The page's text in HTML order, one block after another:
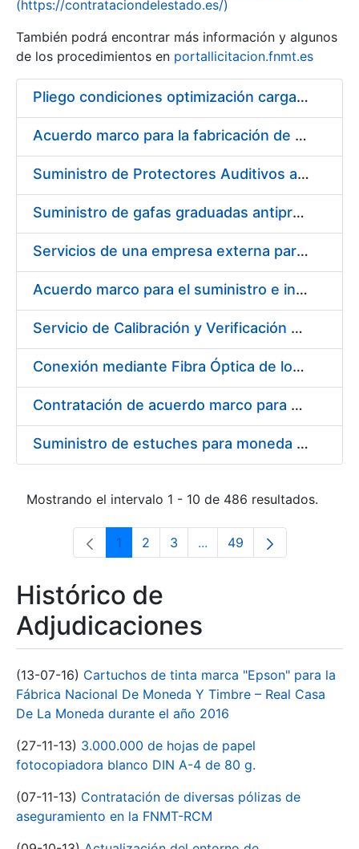
(https://contrataciondelestado.es/)
También podrá encontrar más información y algunos
de los procedimientos en portallicitacion.fnmt.es
Pliego condiciones optimización cargas compras firmado
Acuerdo marco para la fabricación de piezas
Suministro de Protectores Auditivos a medida para las personas trabajadoras de los Centros de Trabajo de Madrid y Burgos
Suministro de gafas graduadas antiproyecciones para los trabajadores de la FNMT-RCM en los centros de trabajo de Madrid y Burgos
Servicios de una empresa externa para el asesoramiento y resolución de los recursos de alzada que se presentan relacionados con procesos de selección para la FNMT-RCM
Acuerdo marco para el suministro e instalación de persianas, estores y otros complementos
Servicio de Calibración y Verificación Externa de los Equipos de Medición del Servicio de Prevención de la FNMT-RCM
Conexión mediante Fibra Óptica de los Centros de Proceso de Datos (CPDs) de las sedes de la FNMT-RCM de Burgos y Madrid
Contratación de acuerdo marco para el Suministro de Material de Electricidad para la Fábrica Nacional de Moneda y Timbre-Real Casa de la Moneda en su centro de trabajo de Burgos
Suministro de estuches para moneda de 30 €
Mostrando el intervalo 1 - 10 de 486 resultados.
Página
1 Página
2 Página
3 ...Páginas intermedias Use
Página
49
Histórico de
Adjudicaciones
(13-07-16) Cartuchos de tinta marca "Epson" para la
Fábrica Nacional De Moneda Y Timbre – Real Casa
De La Moneda durante el año 2016
(27-11-13) 3.000.000 de hojas de papel
fotocopiadora blanco DIN A-4 de 80 g.
(07-11-13) Contratación de diversas pólizas de
aseguramiento en la FNMT-RCM